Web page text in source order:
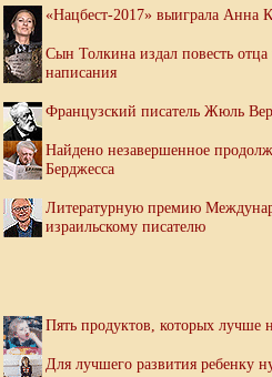
«Нацбест-2017» выиграла Анна
Сын Толкина издал повесть отца
написания
Французский писатель Жюль
Найдено незавершенное
Берджесса
Литературную премию
израильскому писателю
Пять продуктов, которых лучше
Для лучшего развития ребенку